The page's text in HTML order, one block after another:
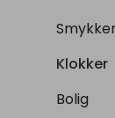
Klokker
Bolig